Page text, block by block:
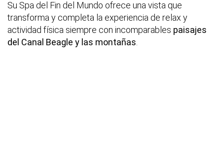
Su Spa del Fin del Mundo ofrece una vista que
transforma y completa la experiencia de relax y
actividad física siempre con incomparables paisajes
del Canal Beagle y las montañas